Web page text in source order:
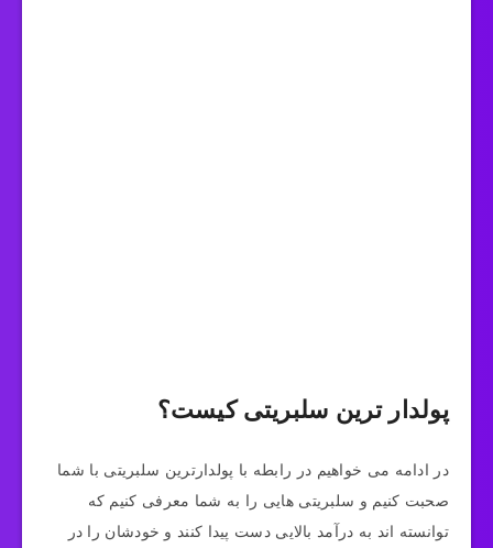
پولدار ترین سلبریتی کیست؟
در ادامه می خواهیم در رابطه با پولدارترین سلبریتی با شما
صحبت کنیم و سلبریتی هایی را به شما معرفی کنیم که
توانسته اند به درآمد بالایی دست پیدا کنند و خودشان را در